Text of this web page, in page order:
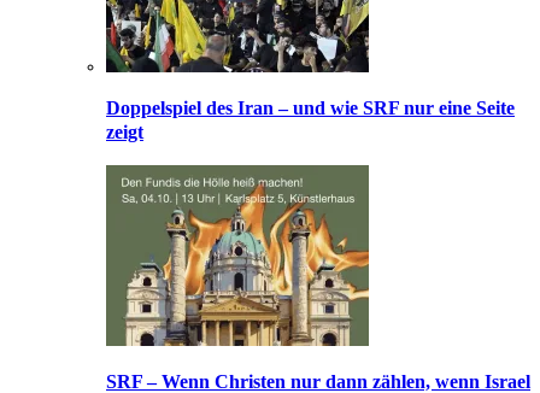
Doppelspiel des Iran – und wie SRF nur eine Seite
zeigt
SRF – Wenn Christen nur dann zählen, wenn Israel